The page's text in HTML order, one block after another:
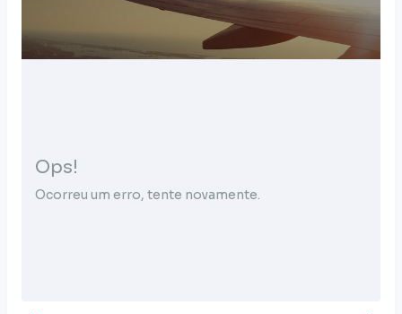
Ops!
Ocorreu um erro, tente novamente.